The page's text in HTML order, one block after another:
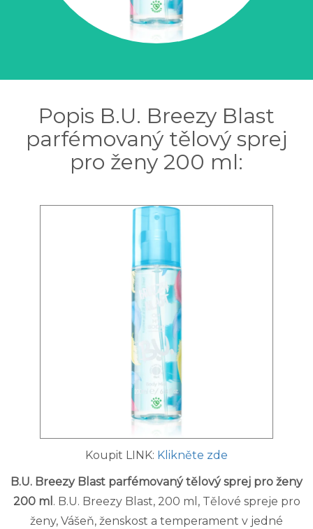
Popis B.U. Breezy Blast
parfémovaný tělový sprej
pro ženy 200 ml:
Koupit LINK: Klikněte zde
B.U. Breezy Blast parfémovaný tělový sprej pro ženy
200 ml . B.U. Breezy Blast, 200 ml, Tělové spreje pro
ženy, Vášeň, ženskost a temperament v jedné